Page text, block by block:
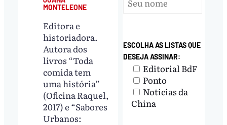
MONTELEONE
Editora e
historiadora.
Autora dos
livros “Toda
comida tem
uma história”
(Oficina Raquel,
2017) e “Sabores
Urbanos:
ESCOLHA AS LISTAS QUE
DESEJA ASSINAR:
Editorial BdF
Ponto
Notícias da
China